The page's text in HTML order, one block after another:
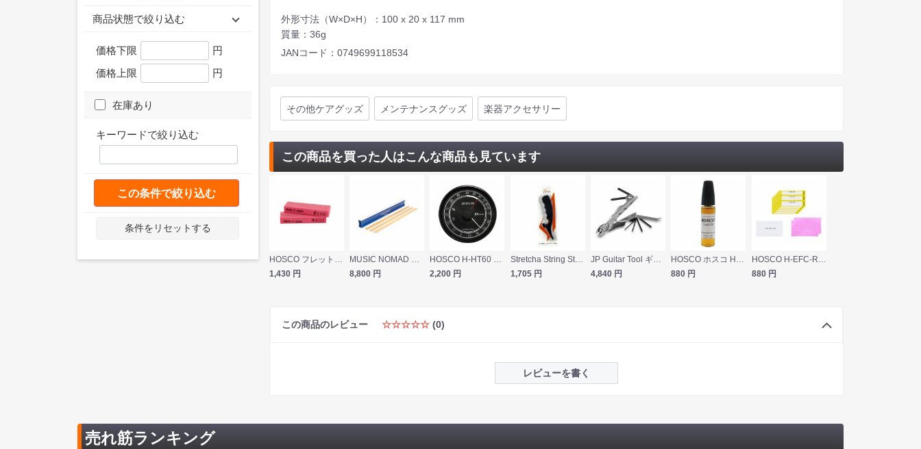
商品状態で絞り込む
価格下限
円
価格上限
円
在庫あり
キーワードで絞り込む
この条件で絞り込む
条件をリセットする
外形寸法（W×D×H）：100 x 20 x 117 mm
質量：36g
JANコード：0749699118534
その他ケアグッズ メンテナンスグッズ 楽器アクセサリー
この商品を買った人はこんな商品も見ています
HOSCO フレットポリッシングラバー FPR400 #400 2個入り
1,430 円
MUSIC NOMAD ミュージックノマド MN811 Fret Leveler フレットレベラー
8,800 円
HOSCO H-HT60 温湿度計
2,200 円
Stretcha String Stretcha ストリングストレッチャ
1,705 円
JP Guitar Tool ギターツール
4,840 円
HOSCO ホスコ H-TO-15 ツールオイル
880 円
HOSCO H-EFC-R20 スモールフレット用 イージーフレットケアシート 詰め替え用
880 円
この商品のレビュー ☆☆☆☆☆ (0)
レビューを書く
売れ筋ランキング